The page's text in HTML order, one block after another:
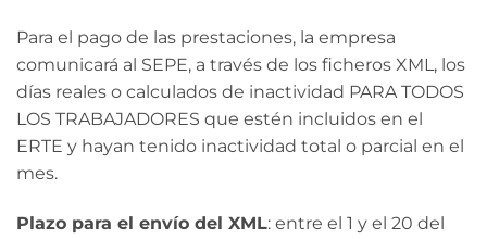
Para el pago de las prestaciones, la empresa
comunicará al SEPE, a través de los ficheros XML, los
días reales o calculados de inactividad PARA TODOS
LOS TRABAJADORES que estén incluidos en el
ERTE y hayan tenido inactividad total o parcial en el
mes.
Plazo para el envío del XML: entre el 1 y el 20 del